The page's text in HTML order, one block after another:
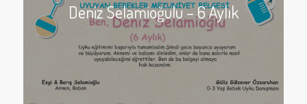
Deniz Selamioğulu – 6 Aylık